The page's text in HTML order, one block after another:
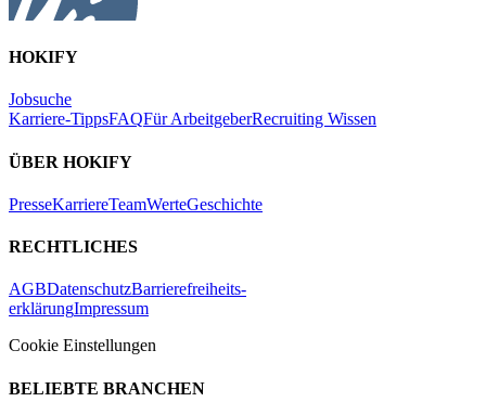
HOKIFY
Jobsuche
Karriere-TippsFAQFür ArbeitgeberRecruiting Wissen
ÜBER HOKIFY
PresseKarriereTeamWerteGeschichte
RECHTLICHES
AGBDatenschutzBarrierefreiheits-
erklärungImpressum
Cookie Einstellungen
BELIEBTE BRANCHEN